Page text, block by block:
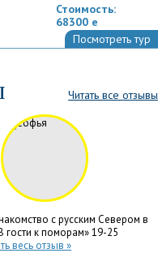
Стоимость:
68300 e
Посмотреть тур
Читать все отзывы
с русским Севером в
гости к поморам» 19-25
весь отзыв »